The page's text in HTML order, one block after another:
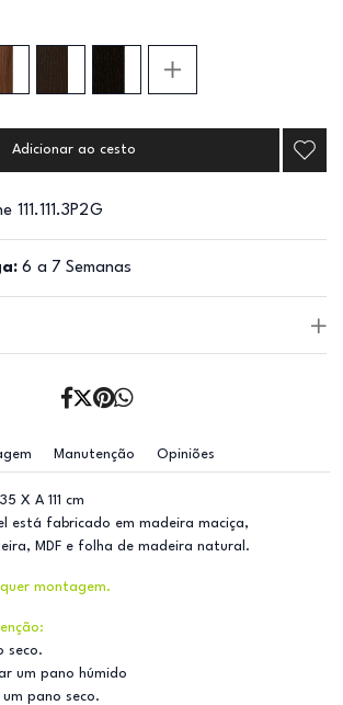
Adicionar ao cesto
111.111.3P2G
6 a 7 Semanas
Manutenção Opiniões
X A 111 cm
está fabricado em madeira maciça,
MDF e folha de madeira natural.
montagem.
seco.
um pano húmido
pano seco.